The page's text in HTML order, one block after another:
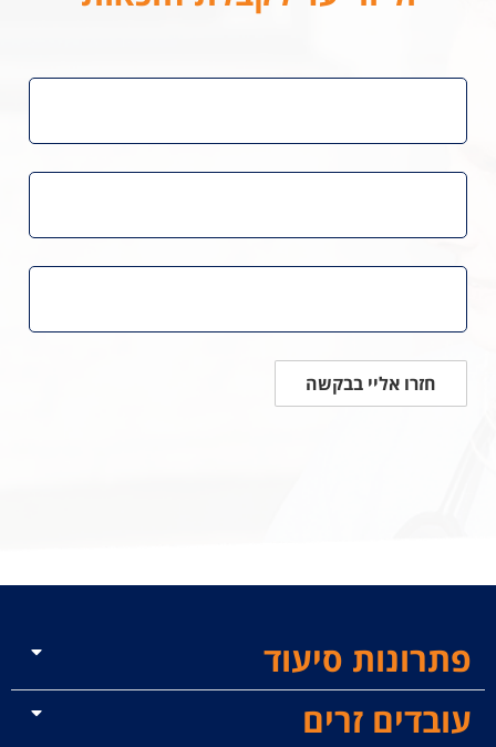
חזרו אליי בבקשה
פתרונות סיעוד
עובדים זרים